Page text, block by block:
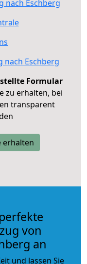
nach Eschberg
nach Eschberg
Formular
zu erhalten, bei
transparent
erhalten
von
an
und lassen Sie